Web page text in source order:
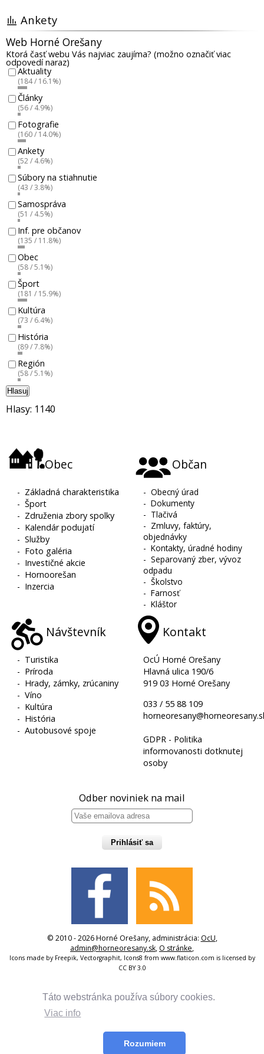
Táto webstránka používa súbory cookies.
Viac info
Rozumiem
Ankety
Web Horné Orešany
Ktorá časť webu Vás najviac zaujíma? (možno označiť viac
odpovedí naraz)
Aktuality
(184 / 16.1%)
Články
(56 / 4.9%)
Fotografie
(160 / 14.0%)
Ankety
(52 / 4.6%)
Súbory na stiahnutie
(43 / 3.8%)
Samospráva
(51 / 4.5%)
Inf. pre občanov
(135 / 11.8%)
Obec
(58 / 5.1%)
Šport
(181 / 15.9%)
Kultúra
(73 / 6.4%)
História
(89 / 7.8%)
Región
(58 / 5.1%)
Hlasuj
Hlasy: 1140
Obec
- Základná charakteristika
-Šport
- Združenia zbory spolky
- Kalendár podujatí
-Služby
- Foto galéria
- Investičné akcie
- Hornoorešan
- Inzercia
Občan
-Obecný úrad
-Dokumenty
- Tlačivá
- Zmluvy, faktúry,
objednávky
-Kontakty, úradné hodiny
-Separovaný zber, vývoz
odpadu
-Školstvo
-Farnosť
-Kláštor
Návštevník
- Turistika
- Príroda
- Hrady, zámky, zrúcaniny
-Víno
- Kultúra
- História
-Autobusové spoje
Kontakt
OcÚ Horné Orešany
Hlavná ulica 190/6
919 03 Horné Orešany
033 / 55 88 109
GDPR - Politika
informovanosti dotknutej
osoby
Odber noviniek na mail
Prihlásiť sa
© 2010 - 2026 Horné Orešany, administrácia: OcU,
admin@horneoresany.sk, O stránke,
Icons made by Freepik, Vectorgraphit, Icons8 from www.flaticon.com is licensed by
CC BY 3.0